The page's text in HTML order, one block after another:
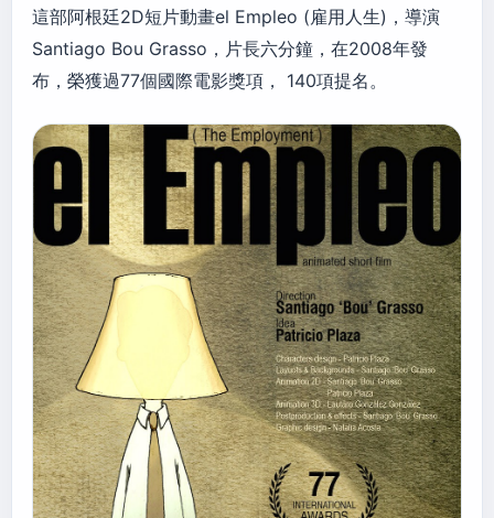
這部阿根廷2D短片動畫el Empleo (雇用人生)，導演
Santiago Bou Grasso，片長六分鐘，在2008年發
布，榮獲過77個國際電影獎項， 140項提名。